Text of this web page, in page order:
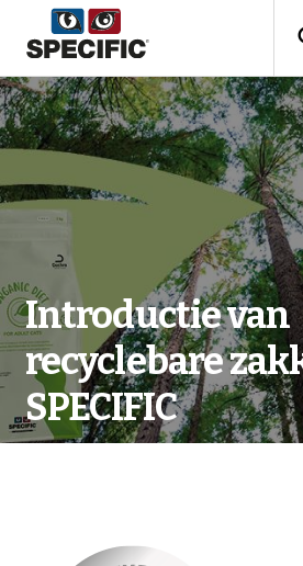
Introductie van
recyclebare
SPECIFIC